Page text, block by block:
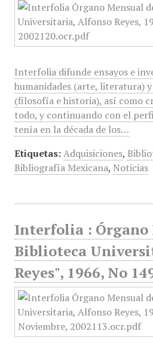
Interfolia difunde ensayos e
humanidades (arte, literatura) y
(filosofía e historia), así como
todo, y continuando con el
tenía en la década de los…
Etiquetas: Adquisiciones,
Bibliografía Mexicana, Noticias
Interfolia : Órgano
Biblioteca
Reyes", 1966, No